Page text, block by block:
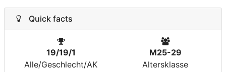
Quick facts
19/19/1
Alle/Geschlecht/AK
M25-29
Altersklasse